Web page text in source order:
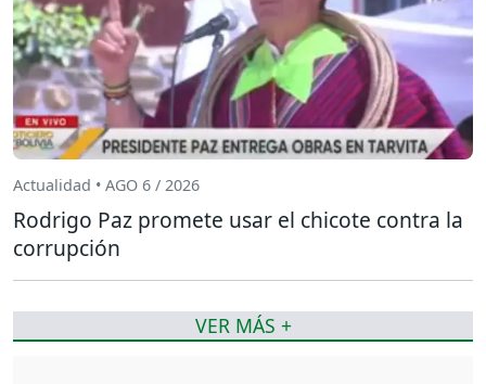
Actualidad • AGO 6 / 2026
Rodrigo Paz promete usar el chicote contra la
corrupción
VER MÁS +